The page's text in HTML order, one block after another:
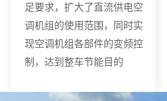
足要求，扩大了直流供电空
调机组的使用范围，同时实
现空调机组各部件的变频控
制，达到整车节能目的